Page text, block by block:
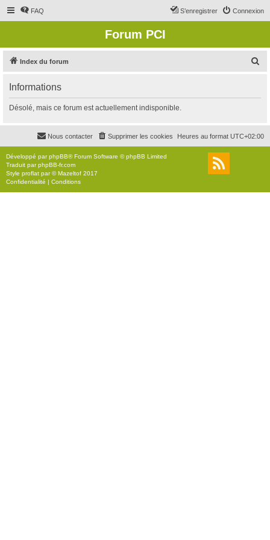
FAQ Connexion
S’enregistrer
Forum PCI
Index du forum
r
c
r
Informations
Désolé, mais ce forum est actuellement indisponible.
Heures au format UTC+02:00
Supprimer les cookies
Nous contacter
Développé parphpBB® Forum Software © phpBB Limited
Traduit parphpBB-fr.com
Style proflat par ©Mazeltof 2017
Confidentialité | Conditions